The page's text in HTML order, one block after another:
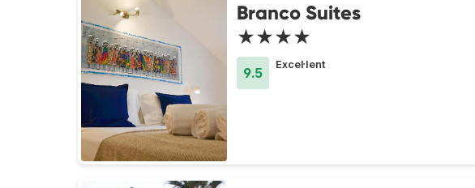
Branco Suites
★★★★
9.5
Excel·lent